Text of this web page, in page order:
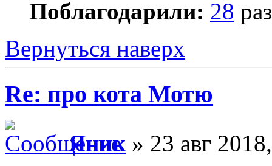
Поблагодарили: 28
Вернуться наверх
Re: про кота Мотю
Яник » 23 авг